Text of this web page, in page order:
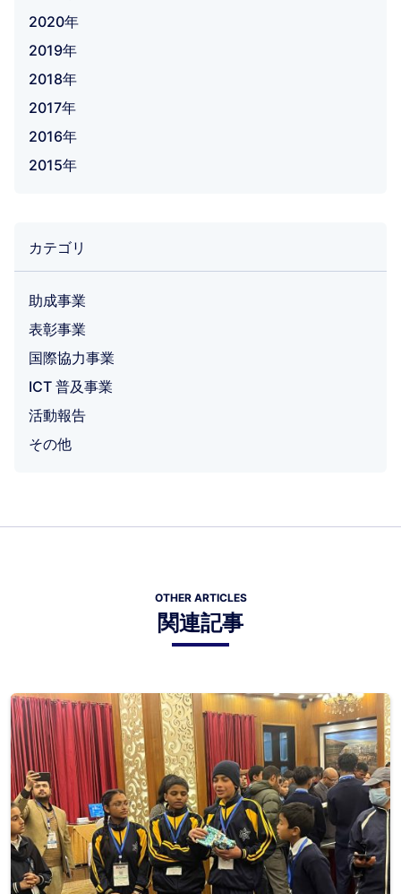
2020年
2019年
2018年
2017年
2016年
2015年
カテゴリ
助成事業
表彰事業
国際協力事業
ICT 普及事業
活動報告
その他
OTHER ARTICLES
関連記事